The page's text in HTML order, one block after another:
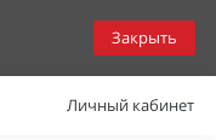
Закрыть
Личный кабинет